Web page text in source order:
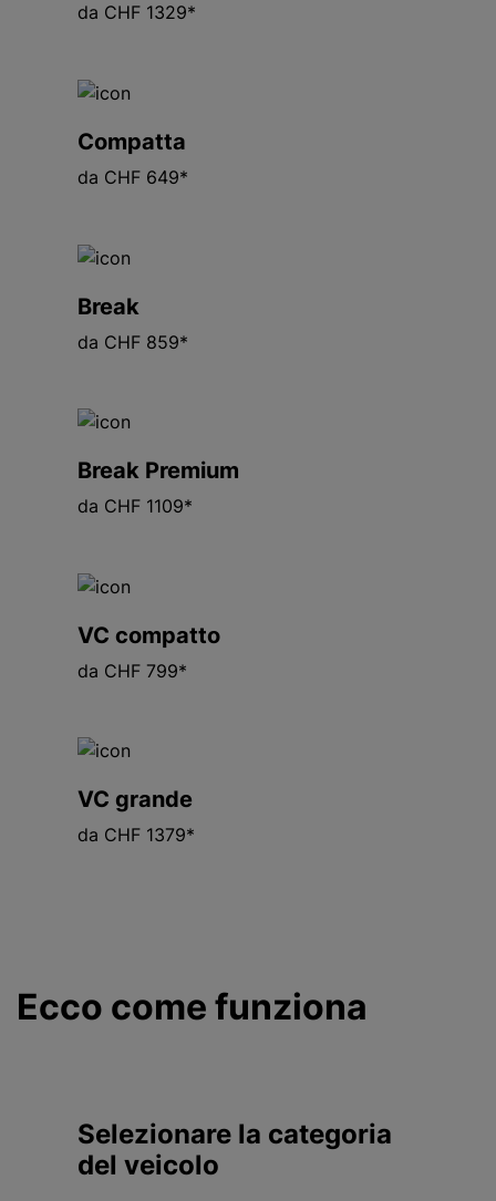
da CHF 1329*
Compatta
da CHF 649*
Break
da CHF 859*
Break Premium
da CHF 1109*
VC compatto
da CHF 799*
VC grande
da CHF 1379*
Ecco come funziona
Selezionare la categoria
del veicolo